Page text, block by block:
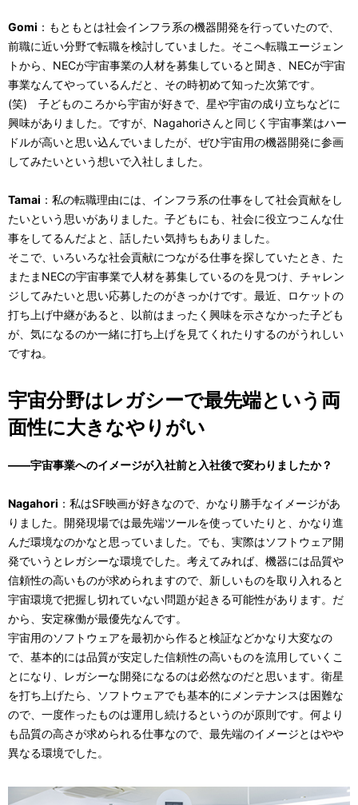
Gomi ：もともとは社会インフラ系の機器開発を行っていたので、
前職に近い分野で転職を検討していました。そこへ転職エージェン
トから、NECが宇宙事業の人材を募集していると聞き、NECが宇宙
事業なんてやっているんだと、その時初めて知った次第です。
(笑) 子どものころから宇宙が好きで、星や宇宙の成り立ちなどに
興味がありました。ですが、Nagahoriさんと同じく宇宙事業はハー
ドルが高いと思い込んでいましたが、ぜひ宇宙用の機器開発に参画
してみたいという想いで入社しました。
Tamai ：私の転職理由には、インフラ系の仕事をして社会貢献をし
たいという思いがありました。子どもにも、社会に役立つこんな仕
事をしてるんだよと、話したい気持ちもありました。
そこで、いろいろな社会貢献につながる仕事を探していたとき、た
またまNECの宇宙事業で人材を募集しているのを見つけ、チャレン
ジしてみたいと思い応募したのがきっかけです。最近、ロケットの
打ち上げ中継があると、以前はまったく興味を示さなかった子ども
が、気になるのか一緒に打ち上げを見てくれたりするのがうれしい
ですね。
宇宙分野はレガシーで最先端という両
面性に大きなやりがい
――宇宙事業へのイメージが入社前と入社後で変わりましたか？
Nagahori ：私はSF映画が好きなので、かなり勝手なイメージがあ
りました。開発現場では最先端ツールを使っていたりと、かなり進
んだ環境なのかなと思っていました。でも、実際はソフトウェア開
発でいうとレガシーな環境でした。考えてみれば、機器には品質や
信頼性の高いものが求められますので、新しいものを取り入れると
宇宙環境で把握し切れていない問題が起きる可能性があります。だ
から、安定稼働が最優先なんです。
宇宙用のソフトウェアを最初から作ると検証などかなり大変なの
で、基本的には品質が安定した信頼性の高いものを流用していくこ
とになり、レガシーな開発になるのは必然なのだと思います。衛星
を打ち上げたら、ソフトウェアでも基本的にメンテナンスは困難な
ので、一度作ったものは運用し続けるというのが原則です。何より
も品質の高さが求められる仕事なので、最先端のイメージとはやや
異なる環境でした。